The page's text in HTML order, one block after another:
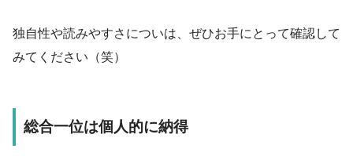
独自性や読みやすさについは、ぜひお手にとって確認して
みてください（笑）
総合一位は個人的に納得